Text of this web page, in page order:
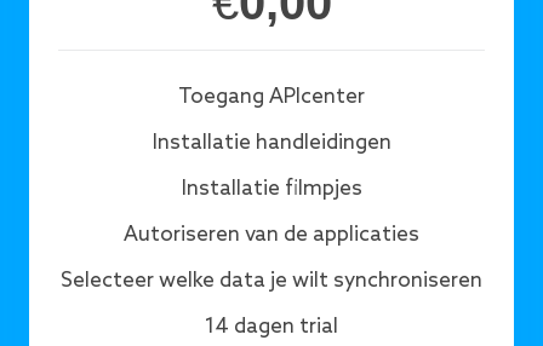
Toegang APIcenter
Installatie handleidingen
Installatie filmpjes
Autoriseren van de applicaties
Selecteer welke data je wilt synchroniseren
14 dagen trial